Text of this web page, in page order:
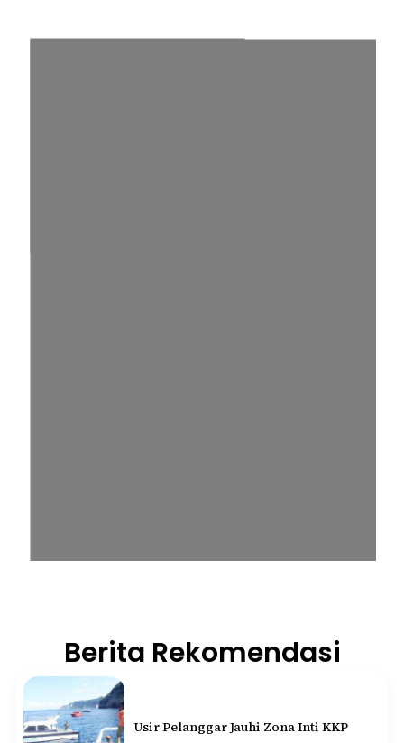
Berita Rekomendasi
Usir Pelanggar Jauhi Zona Inti KKP